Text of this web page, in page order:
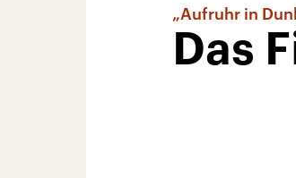
„Aufruhr in
Das